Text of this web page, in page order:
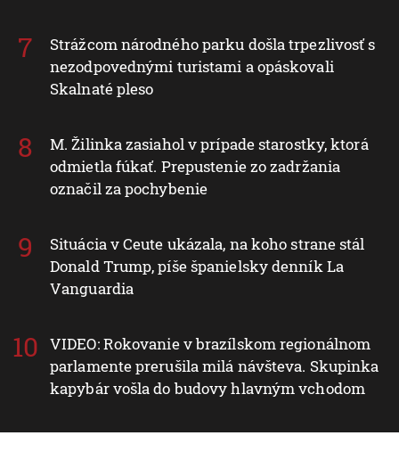
Strážcom národného parku došla trpezlivosť s
nezodpovednými turistami a opáskovali
Skalnaté pleso
M. Žilinka zasiahol v prípade starostky, ktorá
odmietla fúkať. Prepustenie zo zadržania
označil za pochybenie
Situácia v Ceute ukázala, na koho strane stál
Donald Trump, píše španielsky denník La
Vanguardia
VIDEO: Rokovanie v brazílskom regionálnom
parlamente prerušila milá návšteva. Skupinka
kapybár vošla do budovy hlavným vchodom